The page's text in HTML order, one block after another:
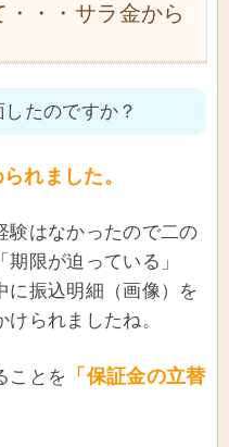
・・サラ金から
たのですか？
れました。
験はなかったので二の
限が迫っている」
に振込明細（画像）を
られましたね。
ことを 「保証金の立替